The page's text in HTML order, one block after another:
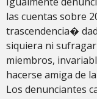
las cuentas sobre
trascendencia�
siquiera ni
miembros,
hacerse amiga de
Los denunciantes